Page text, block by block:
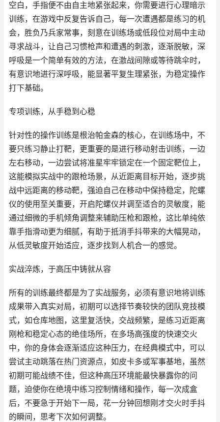
空白，手指便不由自主地紧张起来，你需要进行心理暗示
训练，在游戏中反复告诉自己，每一次遭遇都是练习的机
会，胜负乃兵家常事，刻意在训练场或低段位对局中主动
寻求战斗，让自己习惯枪声和遭遇的刺激，逐渐脱敏，深
呼吸是一个简单有效的方法，在激战间隙或等待跳伞时，
有意识地进行深呼吸，能显著平复生理紧张，为稳定操作
打下基础。
专项训练，从手稳到心稳
针对性的操作训练是根治帕金森的核心，在训练场中，不
要只练习静止打靶，更重要的是进行移动射击训练，一边
左右移动，一边尝试将准星牢牢锁定在一个固定靶位上，
这能模拟实战中的跟枪场景，从近距离目标开始，逐步挑
战中远距离的移动靶，强迫自己在移动中保持稳定，陀螺
仪的使用至关重要，开启陀螺仪并调至适合的灵敏度，能
通过细微的手机倾角调整来辅助压枪和跟枪，这比单纯依
靠手指滑动更为细腻，有助于抵消手抖带来的大幅晃动，
从低灵敏度开始适应，逐步找到人机合一的感觉。
实战淬炼，于高压中铸就从容
所有的训练最终都是为了实战服务，必须有意识地将训练
成果带入真实对局，初期可以选择节奏较快的团队竞技模
式，如仓库地图，这里复活快，交战频繁，是练习近距离
刚枪和稳定心态的绝佳场所，在多场高强度的快速交火
中，你的身体会逐渐适应这种压力，在经典模式中，可以
尝试主动跳落在热门资源点，如皮卡多或军事基地，虽然
初期可能战绩不佳，但这种高压环境能最快暴露你的问
题，迫使你在绝境中练习控制情绪和操作，每一次成盒
后，不要急于开始下一局，花一分钟回想刚才交火时手抖
的瞬间，思考下次如何调整。